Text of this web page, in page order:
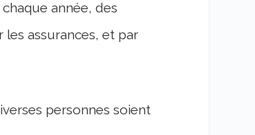
année, des
assurances, et par
personnes soient